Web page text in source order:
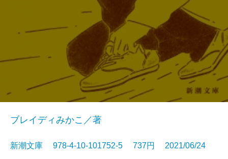
ブレイディみかこ／著
新潮文庫 978-4-10-101752-5 737円 2021/06/24